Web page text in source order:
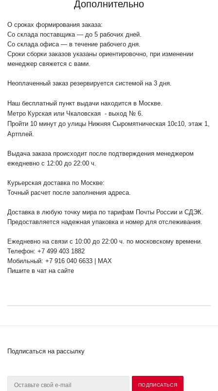
Дополнительно
О сроках формирования заказа:
Со склада поставщика — до 5 рабочих дней.
Со склада офиса — в течение рабочего дня.
Сроки сборки заказов указаны ориентировочно, при изменении
менеджер свяжется с вами.
Неоплаченный заказ резервируется системой на 3 дня.
Наш бесплатный пункт выдачи находится в Москве.
Метро Курская или Чкаловская - выход № 6.
Пройти 10 минут до улицы Нижняя Сыромятническая 10с10, этаж 1,
Артплей.
Выдача заказа происходит после подтверждения менеджером
ежедневно с 12:00 до 22:00 ч.
Курьерская доставка по Москве:
Точный расчет после заполнения адреса.
Доставка в любую точку мира по тарифам Почты России и СДЭК.
Предоставляется надежная упаковка и номер для отслеживания.
Ежедневно на связи с 10:00 до 22:00 ч. по московскому времени.
Телефон: +7 499 403 1882
Мобильный: +7 916 040 6633 | MAX
Пишите в чат на сайте
Подписаться на рассылку